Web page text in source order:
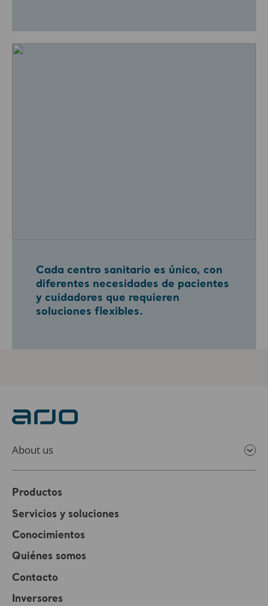
Cada centro sanitario es único, con
diferentes necesidades de pacientes
y cuidadores que requieren
soluciones flexibles.
About us
Productos
Servicios y soluciones
Conocimientos
Quiénes somos
Contacto
Inversores